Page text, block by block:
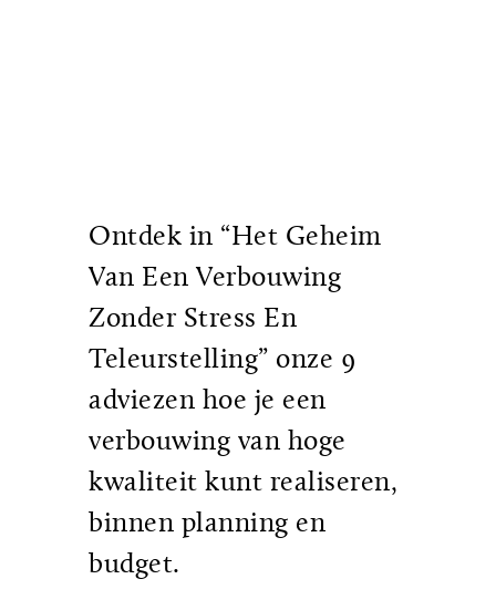
Ontdek in “Het Geheim
Van Een Verbouwing
Zonder Stress En
Teleurstelling” onze 9
adviezen hoe je een
verbouwing van hoge
kwaliteit kunt realiseren,
binnen planning en
budget.